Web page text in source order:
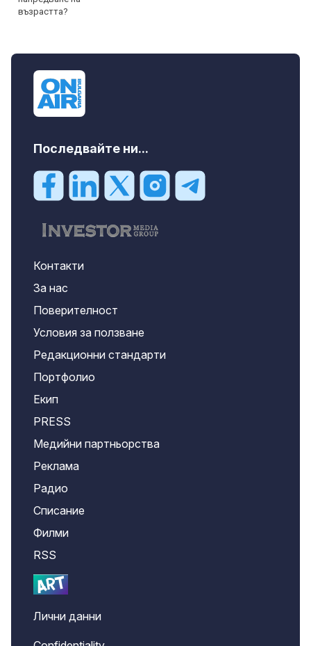
Последвайте ни...
Контакти
За нас
Поверителност
Условия за ползване
Редакционни стандарти
Портфолио
Екип
PRESS
Медийни партньорства
Реклама
Радио
Списание
Филми
RSS
Лични данни